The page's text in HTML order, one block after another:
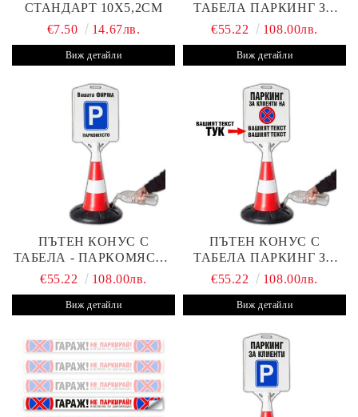
СТАНДАРТ 10Х5,2СМ
€7.50
14.67лв.
Виж детайли
ТАБЕЛА ПАРКИНГ ЗА
КЛИЕНТИ
€55.22 108.00лв.
Виж детайли
ПЪТЕН КОНУС С
ТАБЕЛА - ПАРКОМЯСТО
(С ВАШАТА ФИРМА)
€55.22 108.00лв.
Виж детайли
ПЪТЕН КОНУС С
ТАБЕЛА ПАРКИНГ ЗА
КЛИЕНТИ С ВАШ ТЕКСТ
€55.22 108.00лв.
Виж детайли